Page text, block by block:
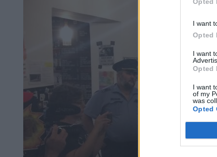
I want
Opted
I want
Opted
I want
of my
was
Opted